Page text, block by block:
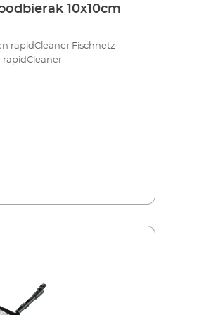
10x10cm
rapidCleaner Fischnetz
rapidCleaner